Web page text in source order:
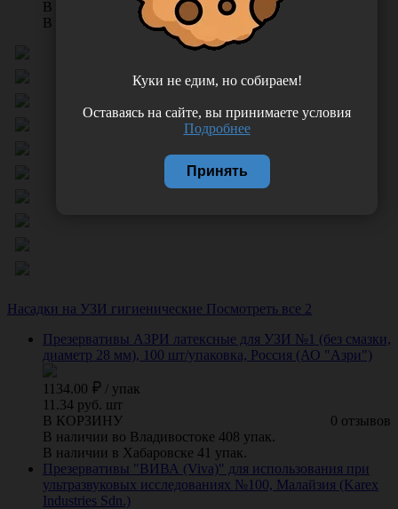
В наличии во Владивостоке 0 шт.
В наличии в Хабаровске 22 шт.
Насадки на УЗИ гигиенические Посмотреть все 2
Презервативы АЗРИ латексные для УЗИ №1 (без смазки,
диаметр 28 мм), 100 шт/упаковка, Россия (АО "Азри")
1134.00 / упак
11.34 руб. шт
0 отзывов
В КОРЗИНУ
В наличии во Владивостоке 408 упак.
В наличии в Хабаровске 41 упак.
Презервативы "ВИВА (Viva)" для использования при
ультразвуковых исследованиях №100, Малайзия (Karex
Industries Sdn.)
Куки не едим, но собираем!
Оставаясь на сайте, вы принимаете условия
Подробнее
Принять